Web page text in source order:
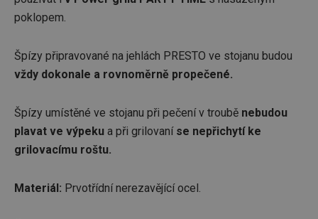
poklopem.
Špízy připravované na jehlách PRESTO ve stojanu budou
vždy dokonale a rovnoměrně propečené.
Špízy umístěné ve stojanu při pečení v troubě nebudou
plavat ve výpeku a při grilovaní se nepřichytí ke
grilovacímu roštu.
Materiál: Prvotřídní nerezavějící ocel.